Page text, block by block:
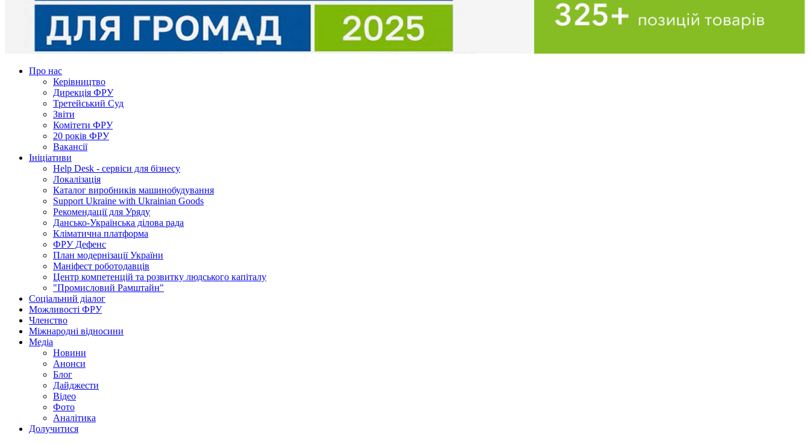
Про нас
Керівництво
Дирекція ФРУ
Третейський Суд
Звіти
Комітети ФРУ
20 років ФРУ
Вакансії
Ініціативи
Help Desk - сервіси для бізнесу
Локалізація
Каталог виробників машинобудування
Support Ukraine with Ukrainian Goods
Рекомендації для Уряду
Дансько-Українська ділова рада
Кліматична платформа
ФРУ Дефенс
План модернізації України
Маніфест роботодавців
Центр компетенцій та розвитку людського капіталу
"Промисловий Рамштайн"
Соціальний діалог
Можливості ФРУ
Членство
Міжнародні відносини
Медіа
Новини
Анонси
Блог
Дайджести
Відео
Фото
Аналітика
Долучитися